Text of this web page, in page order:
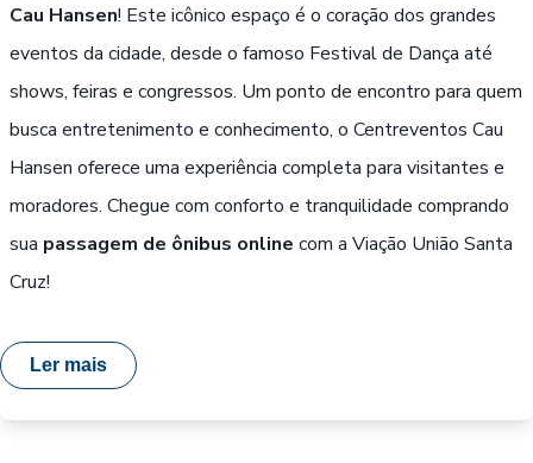
Cau Hansen! Este icônico espaço é o coração dos grandes
eventos da cidade, desde o famoso Festival de Dança até
shows, feiras e congressos. Um ponto de encontro para quem
busca entretenimento e conhecimento, o Centreventos Cau
Hansen oferece uma experiência completa para visitantes e
moradores. Chegue com conforto e tranquilidade comprando
sua passagem de ônibus online com a Viação União Santa
Cruz!
Ler mais